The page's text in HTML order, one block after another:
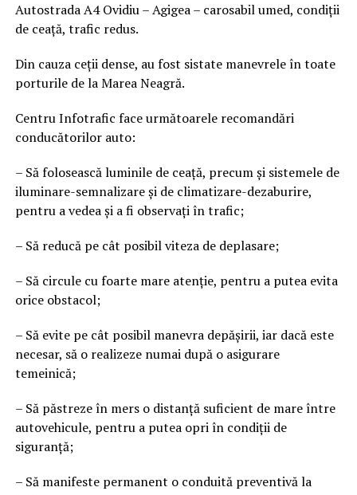
Autostrada A4 Ovidiu – Agigea – carosabil umed, condiții
de ceață, trafic redus.
Din cauza ceții dense, au fost sistate manevrele în toate
porturile de la Marea Neagră.
Centru Infotrafic face următoarele recomandări
conducătorilor auto:
– Să folosească luminile de ceaţă, precum şi sistemele de
iluminare-semnalizare şi de climatizare-dezaburire,
pentru a vedea şi a fi observaţi în trafic;
– Să reducă pe cât posibil viteza de deplasare;
– Să circule cu foarte mare atenţie, pentru a putea evita
orice obstacol;
– Să evite pe cât posibil manevra depăşirii, iar dacă este
necesar, să o realizeze numai după o asigurare
temeinică;
– Să păstreze în mers o distanţă suficient de mare între
autovehicule, pentru a putea opri în condiţii de
siguranţă;
– Să manifeste permanent o conduită preventivă la